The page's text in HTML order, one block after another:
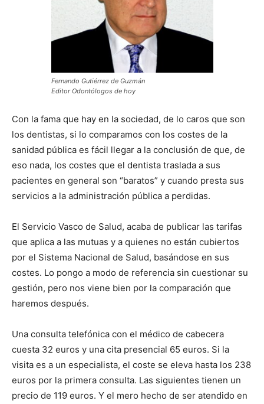
Fernando Gutiérrez de Guzmán
Editor Odontólogos de hoy
Con la fama que hay en la sociedad, de lo caros que son
los dentistas, si lo comparamos con los costes de la
sanidad pública es fácil llegar a la conclusión de que, de
eso nada, los costes que el dentista traslada a sus
pacientes en general son “baratos” y cuando presta sus
servicios a la administración pública a perdidas.
El Servicio Vasco de Salud, acaba de publicar las tarifas
que aplica a las mutuas y a quienes no están cubiertos
por el Sistema Nacional de Salud, basándose en sus
costes. Lo pongo a modo de referencia sin cuestionar su
gestión, pero nos viene bien por la comparación que
haremos después.
Una consulta telefónica con el médico de cabecera
cuesta 32 euros y una cita presencial 65 euros. Si la
visita es a un especialista, el coste se eleva hasta los 238
euros por la primera consulta. Las siguientes tienen un
precio de 119 euros. Y el mero hecho de ser atendido en